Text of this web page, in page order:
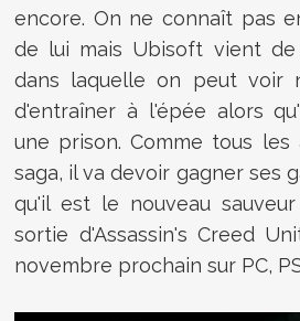
encore. On ne connaît pas
de lui mais Ubisoft vient
dans laquelle on peut voir
d'entraîner à l'épée alors
une prison. Comme tous
saga, il va devoir gagner ses
qu'il est le nouveau
sortie d'Assassin's Creed
novembre prochain sur PC,